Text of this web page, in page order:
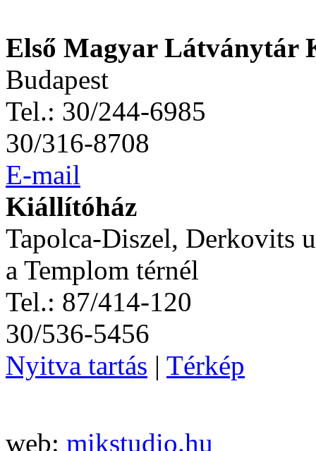
Első Magyar Látványtár
Budapest
Tel.: 30/244-6985
30/316-8708
E-mail
Kiállítóház
Tapolca-Diszel, Derkovits
a Templom térnél
Tel.: 87/414-120
30/536-5456
Nyitva tartás | Térkép
web: mikstudio.hu